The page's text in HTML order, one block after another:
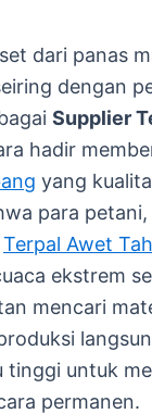
dari panas
dengan
Supplier
hadir
yang
para
Terpal Awet
ekstrem
mencari
tinggi untuk
permanen.